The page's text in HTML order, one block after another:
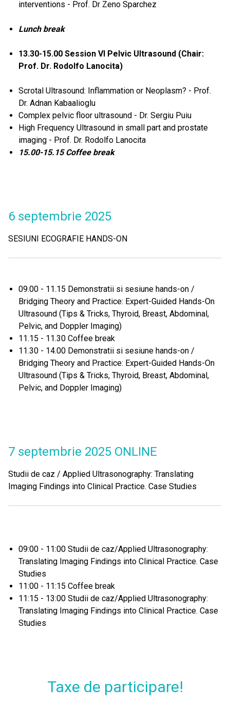
interventions - Prof. Dr Zeno Sparchez
Lunch break
13.30-15.00 Session VI Pelvic Ultrasound (Chair:
Prof. Dr. Rodolfo Lanocita)
Scrotal Ultrasound: Inflammation or Neoplasm? - Prof.
Dr. Adnan Kabaalioglu
Complex pelvic floor ultrasound - Dr. Sergiu Puiu
High Frequency Ultrasound in small part and prostate
imaging - Prof. Dr. Rodolfo Lanocita
15.00-15.15 Coffee break
6 septembrie 2025
SESIUNI ECOGRAFIE HANDS-ON
09.00 - 11.15 Demonstratii si sesiune hands-on /
Bridging Theory and Practice: Expert-Guided Hands-On
Ultrasound (Tips & Tricks, Thyroid, Breast, Abdominal,
Pelvic, and Doppler Imaging)
11.15 - 11.30 Coffee break
11.30 - 14.00 Demonstratii si sesiune hands-on /
Bridging Theory and Practice: Expert-Guided Hands-On
Ultrasound (Tips & Tricks, Thyroid, Breast, Abdominal,
Pelvic, and Doppler Imaging)
7 septembrie 2025 ONLINE
Studii de caz / Applied Ultrasonography: Translating
Imaging Findings into Clinical Practice. Case Studies
09:00 - 11:00 Studii de caz/Applied Ultrasonography:
Translating Imaging Findings into Clinical Practice. Case
Studies
11:00 - 11:15 Coffee break
11:15 - 13:00 Studii de caz/Applied Ultrasonography:
Translating Imaging Findings into Clinical Practice. Case
Studies
Taxe de participare!